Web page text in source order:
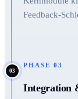
Feedback-
03
PHASE 03
Integration